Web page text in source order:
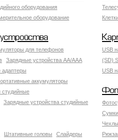
оборудования
оборудование
для телефонов
Зарядные устройства AA/AAA
аккумуляторы
студийные
Зарядные устройства студийные
USB
(SD)
USB
Штативные головы
Слайдеры